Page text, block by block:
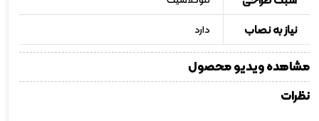
نیاز به نصاب دارد
مشاهده ویدیو محصول
نظرات